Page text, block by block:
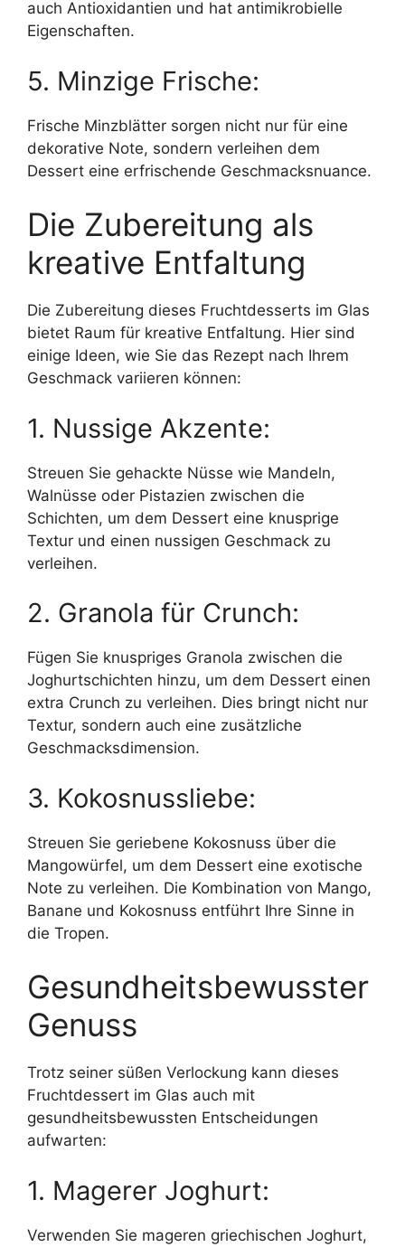
auch Antioxidantien und hat antimikrobielle
Eigenschaften.
5. Minzige Frische:
Frische Minzblätter sorgen nicht nur für eine
dekorative Note, sondern verleihen dem
Dessert eine erfrischende Geschmacksnuance.
Die Zubereitung als
kreative Entfaltung
Die Zubereitung dieses Fruchtdesserts im Glas
bietet Raum für kreative Entfaltung. Hier sind
einige Ideen, wie Sie das Rezept nach Ihrem
Geschmack variieren können:
1. Nussige Akzente:
Streuen Sie gehackte Nüsse wie Mandeln,
Walnüsse oder Pistazien zwischen die
Schichten, um dem Dessert eine knusprige
Textur und einen nussigen Geschmack zu
verleihen.
2. Granola für Crunch:
Fügen Sie knuspriges Granola zwischen die
Joghurtschichten hinzu, um dem Dessert einen
extra Crunch zu verleihen. Dies bringt nicht nur
Textur, sondern auch eine zusätzliche
Geschmacksdimension.
3. Kokosnussliebe:
Streuen Sie geriebene Kokosnuss über die
Mangowürfel, um dem Dessert eine exotische
Note zu verleihen. Die Kombination von Mango,
Banane und Kokosnuss entführt Ihre Sinne in
die Tropen.
Gesundheitsbewusster
Genuss
Trotz seiner süßen Verlockung kann dieses
Fruchtdessert im Glas auch mit
gesundheitsbewussten Entscheidungen
aufwarten:
1. Magerer Joghurt:
Verwenden Sie mageren griechischen Joghurt,